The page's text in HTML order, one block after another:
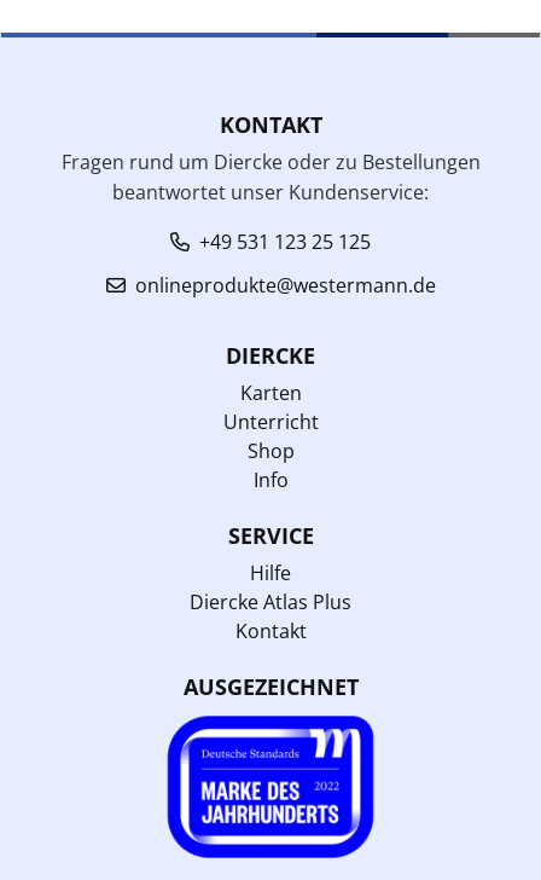
KONTAKT
Fragen rund um Diercke oder zu Bestellungen
beantwortet unser Kundenservice:
+49 531 123 25 125
onlineprodukte@westermann.de
DIERCKE
Karten
Unterricht
Shop
Info
SERVICE
Hilfe
Diercke Atlas Plus
Kontakt
AUSGEZEICHNET